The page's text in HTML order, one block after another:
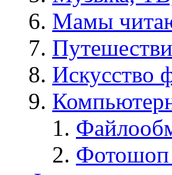
Мамы
Искусство
Фотошоп